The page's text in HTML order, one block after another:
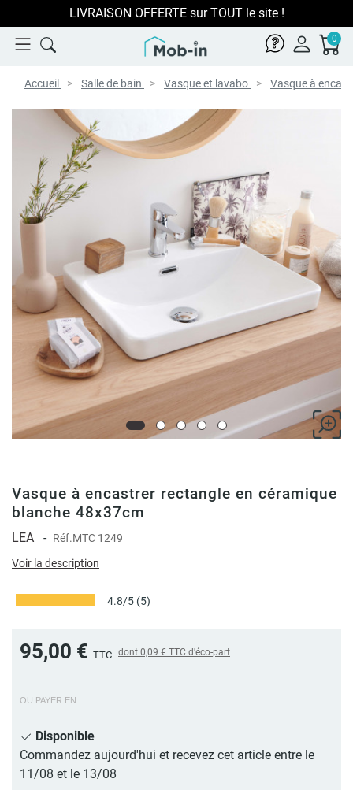
LIVRAISON OFFERTE sur TOUT le site !
0
Accueil Salle de bain Vasque et lavabo Vasque à
Vasque à encastrer rectangle en céramique
blanche 48x37cm
LEA - Réf.MTC 1249
Voir la description
4.8/5 (5)
95,00 € TTC dont 0,09 € TTC d'éco-part
OU PAYER EN
Disponible
Commandez aujourd'hui et recevez cet article entre le
11/08 et le 13/08